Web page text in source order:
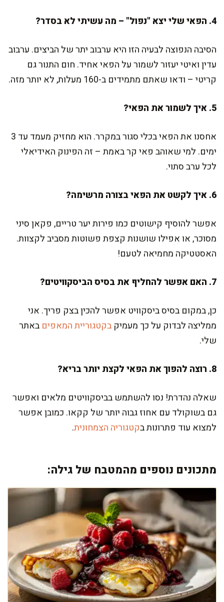
4. הפאי שלי יצא "נפול" – מה עשיתי לא בסדר?
הסיבה הנפוצה לבעיה הזו היא ערבוב יתר של הביצים. ערבוב
עדין ואיטי יעזור לשמור על הפאי אחיד. חום התנור גם
קריטי – ודאו שאתם מתמידים ב-160 מעלות, לא יותר מזה.
5. איך לשמור את הפאי?
אחסנו את הפאי בכלי סגור במקרר. הוא מחזיק מעמד עד 3
ימים. למי שאוהב פאי קר באמת – זה הפינוק האידיאלי
לכל ערב סתוי.
6. איך לקשט את הפאי בצורה מרשימה?
אפשר להוסיף קישוטים כמו פירות יער טריים, פקאן סיני
מסוכר, או אפילו שושנות קצפת פשוטות מסביב לקצוות.
האסטטיקה מחמיאה לטעם!
7. האם אפשר להחליף את בסיס הביסקוויטים?
כן, במקום בסיס ביסקוויט אפשר להכין בצק פריך. אני
ממליצה לבדוק על כך מעמיקבקטגוריית המאפים באתר
שלי.
8. רוצה להפוך את הפאי לקצת יותר בריא?
שאלה נהדרת! נסו להשתמש בביסקוויטים מלאים ואפשר
גם בשוקולד עם אחוז גבוה יותר של קקאו. כמובן אפשר
למצוא עוד פתרונות בקטגוריה הצמחונית.
מתכונים נוספים מהמטבח של גילה: